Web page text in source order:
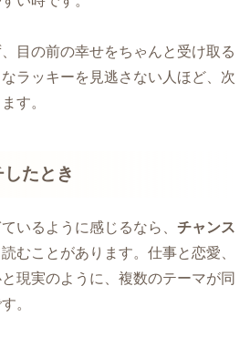
目の前の幸せをちゃんと受け取る
ラッキーを見逃さない人ほど、次
す。
たとき
いるように感じるなら、 チャンス
むことがあります。仕事と恋愛、
現実のように、複数のテーマが同
。